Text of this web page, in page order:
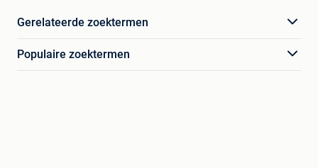
Gerelateerde zoektermen
Populaire zoektermen